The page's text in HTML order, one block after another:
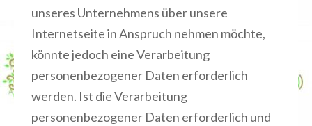
unseres Unternehmens über unsere
Internetseite in Anspruch nehmen möchte,
könnte jedoch eine Verarbeitung
personenbezogener Daten erforderlich
werden. Ist die Verarbeitung
personenbezogener Daten erforderlich und